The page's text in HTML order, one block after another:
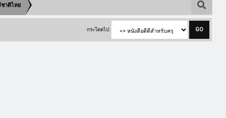
าติไทย
กระโดดไป: